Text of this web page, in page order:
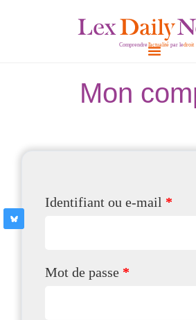
Mon
Identifiant ou e-mail *
Mot de passe *